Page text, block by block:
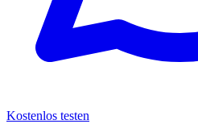
Kostenlos testen